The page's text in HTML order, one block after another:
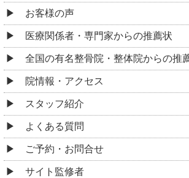
お客様の声
医療関係者・専門家からの推薦状
全国の有名整骨院・整体院からの推
院情報・アクセス
スタッフ紹介
よくある質問
ご予約・お問合せ
サイト監修者